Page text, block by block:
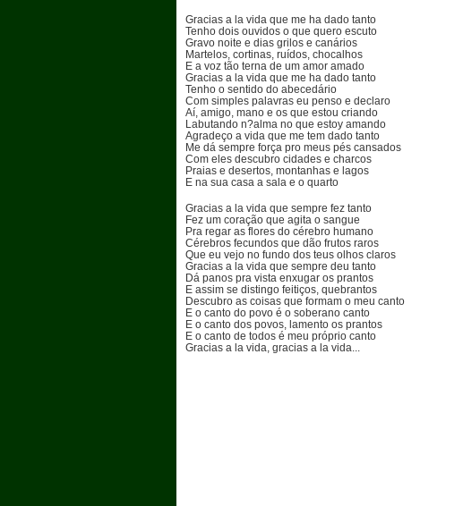
Gracias a la vida que me ha dado tanto
Tenho dois ouvidos o que quero escuto
Gravo noite e dias grilos e canários
Martelos, cortinas, ruídos, chocalhos
E a voz tão terna de um amor amado
Gracias a la vida que me ha dado tanto
Tenho o sentido do abecedário
Com simples palavras eu penso e declaro
Aí, amigo, mano e os que estou criando
Labutando n?alma no que estoy amando
Agradeço a vida que me tem dado tanto
Me dá sempre força pro meus pés cansados
Com eles descubro cidades e charcos
Praias e desertos, montanhas e lagos
E na sua casa a sala e o quarto
Gracias a la vida que sempre fez tanto
Fez um coração que agita o sangue
Pra regar as flores do cérebro humano
Cérebros fecundos que dão frutos raros
Que eu vejo no fundo dos teus olhos claros
Gracias a la vida que sempre deu tanto
Dá panos pra vista enxugar os prantos
E assim se distingo feitiços, quebrantos
Descubro as coisas que formam o meu canto
E o canto do povo é o soberano canto
E o canto dos povos, lamento os prantos
E o canto de todos é meu próprio canto
Gracias a la vida, gracias a la vida...